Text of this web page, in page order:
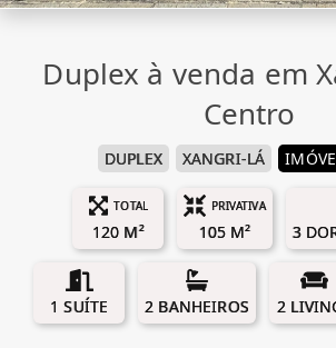
Duplex à venda em
Centro
DUPLEX XANGRI-LÁ
TOTAL
120 M²
PRIVATIVA
105 M² 3
1 SUÍTE 2 BANHEIROS 2